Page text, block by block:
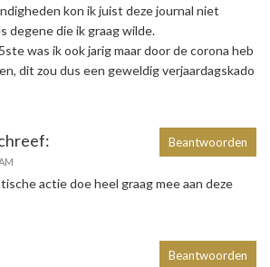
kon ik juist deze journal niet
degene die ik graag wilde.
was ik ook jarig maar door de corona heb
dit zou dus een geweldig verjaardagskado
actie doe heel graag mee aan deze
Beantwoorden
Beantwoorden